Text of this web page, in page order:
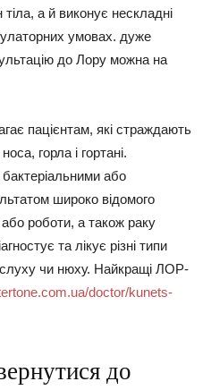
а й виконує нескладні
умовах. дуже
до Лору можна на
пацієнтам, які страждають
горла і гортані.
або
широко відомого
роботи, а також раку
та лікує різні типи
чи нюху. Найкращі ЛОР-
doctor/kunets-
до